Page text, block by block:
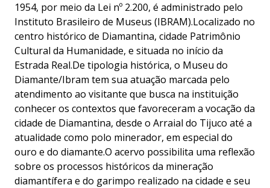
1954, por meio da Lei nº 2.200, é administrado pelo
Instituto Brasileiro de Museus (IBRAM).Localizado no
centro histórico de Diamantina, cidade Patrimônio
Cultural da Humanidade, e situada no início da
Estrada Real.De tipologia histórica, o Museu do
Diamante/Ibram tem sua atuação marcada pelo
atendimento ao visitante que busca na instituição
conhecer os contextos que favoreceram a vocação da
cidade de Diamantina, desde o Arraial do Tijuco até a
atualidade como polo minerador, em especial do
ouro e do diamante.O acervo possibilita uma reflexão
sobre os processos históricos da mineração
diamantífera e do garimpo realizado na cidade e seu